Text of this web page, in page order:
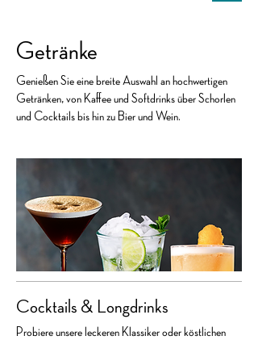
Getränke
Genießen Sie eine breite Auswahl an hochwertigen
Getränken, von Kaffee und Softdrinks über Schorlen
und Cocktails bis hin zu Bier und Wein.
Cocktails & Longdrinks
Probiere unsere leckeren Klassiker oder köstlichen